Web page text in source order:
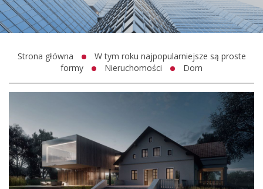
Strona główna
W tym roku najpopularniejsze są proste
formy
Nieruchomości Dom